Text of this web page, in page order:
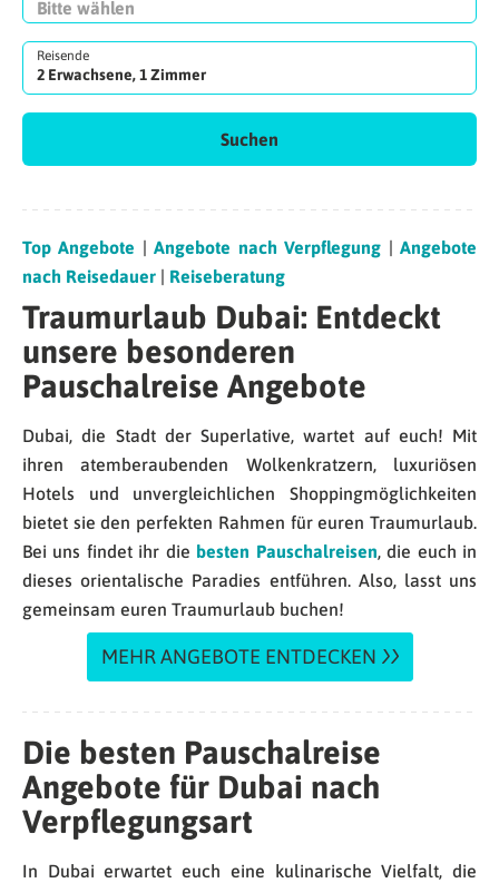
Reisende
2 Erwachsene, 1 Zimmer
Suchen
Top Angebote |Angebote nach Verpflegung |Angebote
nach Reisedauer
Reiseberatung
Traumurlaub Dubai: Entdeckt
unsere besonderen
Pauschalreise Angebote
Dubai, die Stadt der Superlative, wartet auf euch! Mit
ihren atemberaubenden Wolkenkratzern, luxuriösen
Hotels und unvergleichlichen Shoppingmöglichkeiten
bietet sie den perfekten Rahmen für euren Traumurlaub.
Bei uns findet ihr die besten Pauschalreisen, die euch in
dieses orientalische Paradies entführen. Also, lasst uns
gemeinsam euren Traumurlaub buchen!
MEHR ANGEBOTE ENTDECKEN
Die besten Pauschalreise
Angebote für Dubai nach
Verpflegungsart
In Dubai erwartet euch eine kulinarische Vielfalt, die